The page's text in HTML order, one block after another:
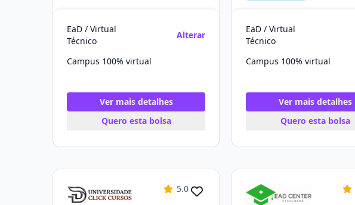
EaD / Virtual
Técnico
Alterar
Campus 100% virtual
Ver mais detalhes
Quero esta bolsa
EaD / Virtual
Técnico
Campus 100% virtual
Ver mais detalhes
Quero esta bolsa
5.0